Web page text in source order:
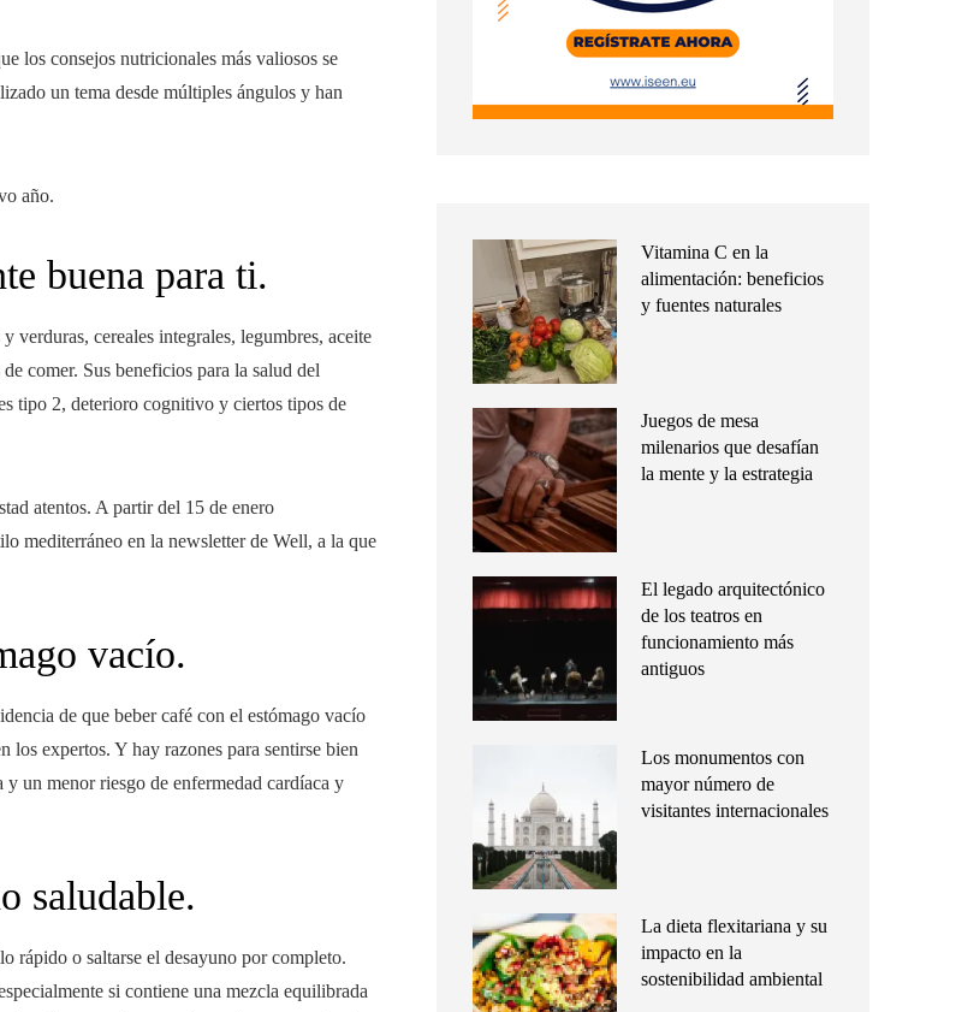
los consejos nutricionales más valiosos se
un tema desde múltiples ángulos y han
año.
buena para ti.
verduras, cereales integrales, legumbres, aceite
comer. Sus beneficios para la salud del
tipo 2, deterioro cognitivo y ciertos tipos de
atentos. A partir del 15 de enero
mediterráneo en la newsletter de Well, a la que
vacío.
de que beber café con el estómago vacío
los expertos. Y hay razones para sentirse bien
un menor riesgo de enfermedad cardíaca y
saludable.
rápido o saltarse el desayuno por completo.
si contiene una mezcla equilibrada
Vitamina C en la
alimentación: beneficios
y fuentes naturales
Juegos de mesa
milenarios que desafían
la mente y la estrategia
El legado arquitectónico
de los teatros en
funcionamiento más
antiguos
Los monumentos con
mayor número de
visitantes internacionales
La dieta flexitariana y su
impacto en la
sostenibilidad ambiental